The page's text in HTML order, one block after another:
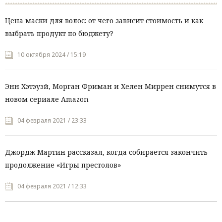
Цена маски для волос: от чего зависит стоимость и как
выбрать продукт по бюджету?
10 октября 2024 / 15:19
Энн Хэтэуэй, Морган Фриман и Хелен Миррен снимутся в
новом сериале Amazon
04 февраля 2021 / 23:33
Джордж Мартин рассказал, когда собирается закончить
продолжение «Игры престолов»
04 февраля 2021 / 12:33